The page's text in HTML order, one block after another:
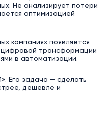
Не анализирует потери
оптимизацией
компаниях появляется
трансформации
в автоматизации.
Его задача — сделать
дешевле и